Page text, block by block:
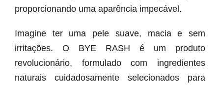
proporcionando uma aparência impecável.
Imagine ter uma pele suave, macia e sem
irritações. O BYE RASH é um produto
revolucionário, formulado com ingredientes
naturais cuidadosamente selecionados para